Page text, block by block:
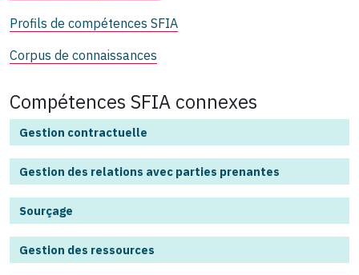
Profils de compétences SFIA
Corpus de connaissances
Compétences SFIA connexes
Gestion contractuelle
Gestion des relations avec parties prenantes
Sourçage
Gestion des ressources